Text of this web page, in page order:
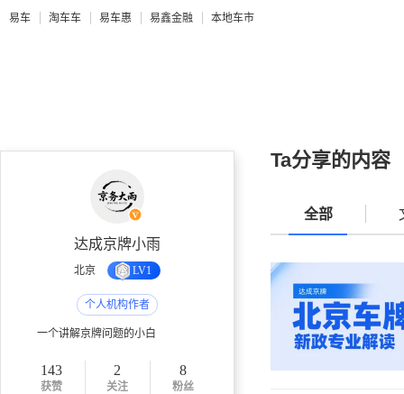
易车 淘车车 易车惠 易鑫金融 本地车市
达成京牌小雨
北京 LV1
个人机构作者
一个讲解京牌问题的小白
143
获赞
2
关注
8
粉丝
Ta分享的内容
全部